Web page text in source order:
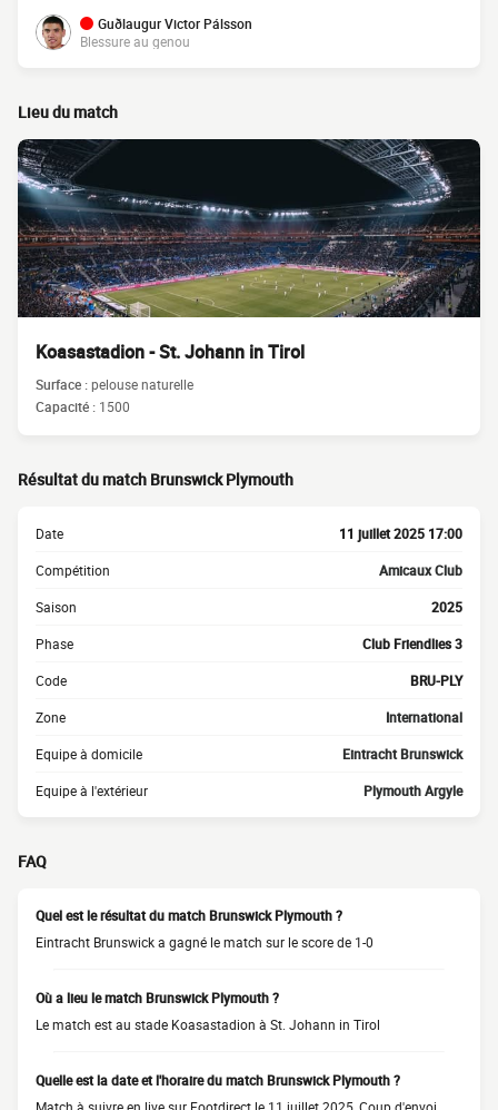
Guðlaugur Victor Pálsson
Blessure au genou
Lieu du match
Koasastadion - St. Johann in Tirol
Surface :pelouse naturelle
Capacité : 1500
Résultat du match Brunswick Plymouth
Date 11 juillet 2025 17:00
Compétition Amicaux Club
Saison 2025
Phase Club Friendlies 3
Code BRU-PLY
Zone International
Equipe à domicile Eintracht Brunswick
Equipe à l'extérieur Plymouth Argyle
FAQ
Quel est le résultat du match Brunswick Plymouth ?
Eintracht Brunswick a gagné le match sur le score de 1-0
Où a lieu le match Brunswick Plymouth ?
Le match est au stade Koasastadion à St. Johann in Tirol
Quelle est la date et l'horaire du match Brunswick Plymouth ?